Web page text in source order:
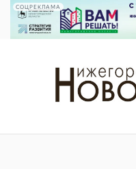
СОЦРЕКЛАМА